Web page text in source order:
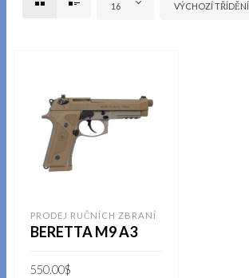
16 VÝCHOZÍ TŘÍDĚNÍ
PRODEJ RUČNÍCH ZBRANÍ
BERETTA M9 A3
550.00$